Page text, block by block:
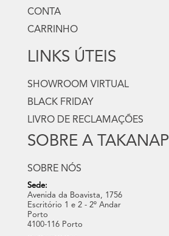
CONTA
CARRINHO
LINKS ÚTEIS
SHOWROOM VIRTUAL
BLACK FRIDAY
LIVRO DE RECLAMAÇÕES
SOBRE A TAKANAP
SOBRE NÓS
Sede:
Avenida da Boavista, 1756
Escritório 1 e 2 - 2º Andar
Porto
4100-116 Porto